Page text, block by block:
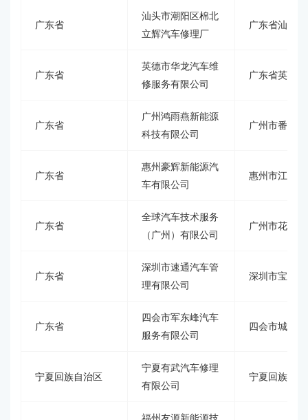
广东省
汕头市潮阳区棉北
立辉汽车修理厂
广东省汕头
广东省
英德市华龙汽车维
修服务有限公司
广东省英德
广东省
广州鸿雨燕新能源
科技有限公司
广州市番禺
广东省
惠州豪辉新能源汽
车有限公司
惠州市江北
广东省
全球汽车技术服务
（广州）有限公司
广州市花都
广东省
深圳市速通汽车管
理有限公司
深圳市宝安
广东省
四会市军东峰汽车
服务有限公司
四会市城中
宁夏回族自治区
宁夏有武汽车修理
有限公司
宁夏回族自